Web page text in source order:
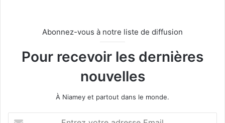
Abonnez-vous à notre liste de diffusion
Pour recevoir les dernières
nouvelles
À Niamey et partout dans le monde.